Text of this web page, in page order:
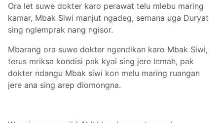
Ora let suwe dokter karo perawat telu mlebu maring
kamar, Mbak Siwi manjut ngadeg, semana uga Duryat
sing nglemprak nang ngisor.
Mbarang ora suwe dokter ngendikan karo Mbak Siwi,
terus mriksa kondisi pak kyai sing jere lemah, pak
dokter ndangu Mbak siwi kon melu maring ruangan
jere ana sing arep diomongna.